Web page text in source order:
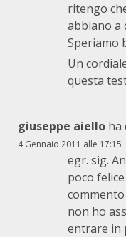
ritengo
abbiano a
Speriamo
Un
questa
giuseppe aiello ha
4 Gennaio 2011 alle 17:15
egr. sig.
poco
non ho
entrare in